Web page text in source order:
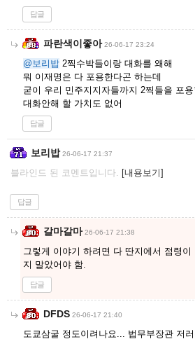
답글
파란색이좋아 26-06-17 23:24
@보리밥 2찍수박들이랑 대화를 왜해
뭐 이재명은 다 포용한다곤 하는데
굳이 우리 민주지지자들까지 2찍들을 포
대화안해 할 가치도 없어
답글
보리밥 26-06-17 21:37
블라인드 된 코멘트입니다. [내용보기]
답글
갈마갈마 26-06-17 21:38
그렇게 이야기 하려면 다 딴지에서 점령
지 말았어야 함.
답글
DFDS 26-06-17 21:40
도쿄삼굴 정도이려나요... 법무부장관 저